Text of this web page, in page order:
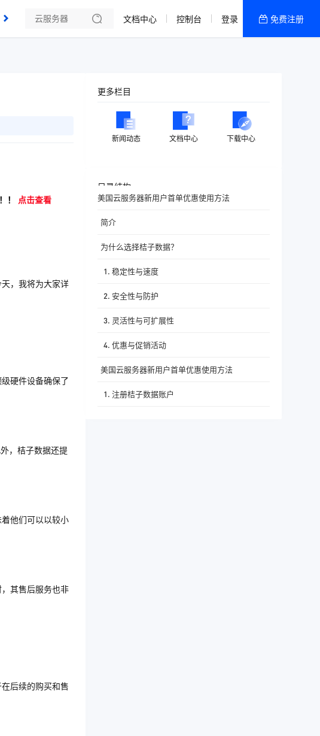
香港精品CN2云
文档中心 控制台 登录 免费注册
！ 点击查看
，我将为大家详
硬件设备确保了
，桔子数据还提
他们可以以较小
其售后服务也非
后续的购买和售
更多栏目
新闻动态 文档中心 下载中心
目录结构
美国云服务器新用户首单优惠使用方法
简介
为什么选择桔子数据？
1. 稳定性与速度
2. 安全性与防护
3. 灵活性与可扩展性
4. 优惠与促销活动
美国云服务器新用户首单优惠使用方法
1. 注册桔子数据账户